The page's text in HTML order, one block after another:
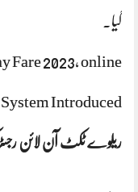
گیا۔
Fare 2023, online
Introduced
ریلوے ٹکٹ آن لائن رجسٹر